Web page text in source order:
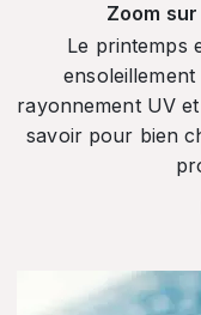
Zoom
Le printemps
rayonnement UV
savoir pour bien